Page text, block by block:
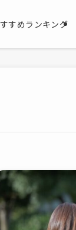
すめランキング